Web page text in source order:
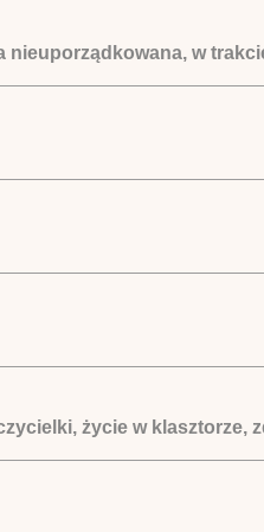
nieuporządkowana, w
życie w klasztorze,